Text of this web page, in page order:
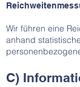
Wir führen eine
anhand
C)